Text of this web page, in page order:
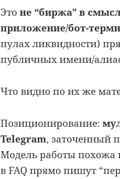
Этоне “биржа” в
приложение/бот-
пулах ликвидности)
публичных имени/
Что видно по их же
Позиционирование:
Telegram, заточенный
Модель работы похожа
в FAQ прямо пишут